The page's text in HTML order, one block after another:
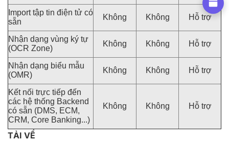
Import tập tin điện tử có
sẵn
Không Không Hỗ trợ
Nhận dạng vùng ký tự
(OCR Zone)
Không Không Hỗ trợ
Nhận dạng biểu mẫu
(OMR)
Không Không Hỗ trợ
Kết nối trực tiếp đến
các hệ thống Backend
có sẵn (DMS, ECM,
CRM, Core Banking...)
Không Không Hỗ trợ
TẢI VỀ